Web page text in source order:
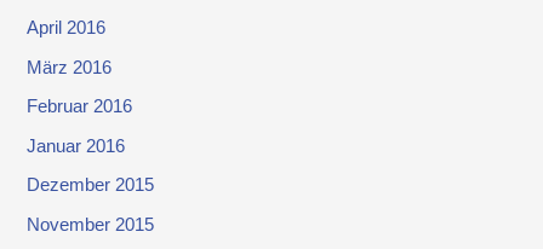
April 2016
März 2016
Februar 2016
Januar 2016
Dezember 2015
November 2015